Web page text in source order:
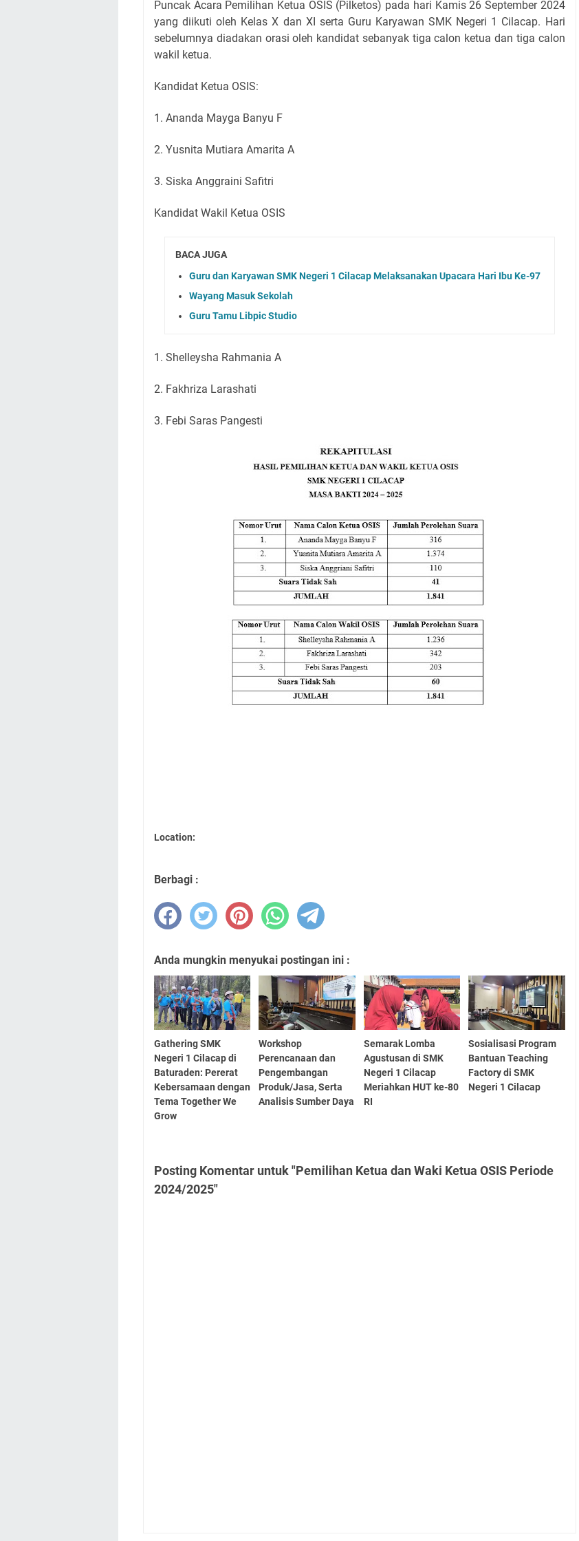
Puncak Acara Pemilihan Ketua OSIS (Pilketos) pada hari Kamis 26 September 2024
yang diikuti oleh Kelas X dan XI serta Guru Karyawan SMK Negeri 1 Cilacap. Hari
sebelumnya diadakan orasi oleh kandidat sebanyak tiga calon ketua dan tiga calon
wakil ketua.
Kandidat Ketua OSIS:
1. Ananda Mayga Banyu F
2. Yusnita Mutiara Amarita A
3. Siska Anggraini Safitri
Kandidat Wakil Ketua OSIS
BACA JUGA
Guru dan Karyawan SMK Negeri 1 Cilacap Melaksanakan Upacara Hari Ibu Ke-97
Wayang Masuk Sekolah
Guru Tamu Libpic Studio
1. Shelleysha Rahmania A
2. Fakhriza Larashati
3. Febi Saras Pangesti
Location:
Berbagi :
Anda mungkin menyukai postingan ini :
Gathering SMK
Negeri 1 Cilacap di
Baturaden: Pererat
Kebersamaan dengan
Tema Together We
Grow
Workshop
Perencanaan dan
Pengembangan
Produk/Jasa, Serta
Analisis Sumber Daya
Semarak Lomba
Agustusan di SMK
Negeri 1 Cilacap
Meriahkan HUT ke-80
RI
Sosialisasi Program
Bantuan Teaching
Factory di SMK
Negeri 1 Cilacap
Posting Komentar untuk "Pemilihan Ketua dan Waki Ketua OSIS Periode
2024/2025"